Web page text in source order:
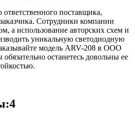
поставщика,
Сотрудники компании
а использование авторских схем и
уникальную светодиодную
модель ARV-208 в ООО
останетесь довольны ее